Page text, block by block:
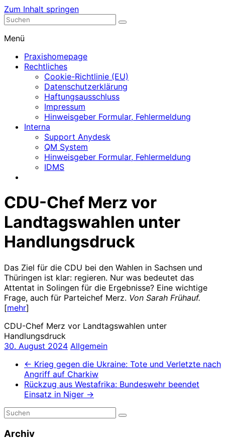
Zum Inhalt springen
Nephrologische Praxis mit Dialyse
Menü
Praxishomepage
Rechtliches
Cookie-Richtlinie (EU)
Datenschutzerklärung
Haftungsausschluss
Impressum
Hinweisgeber Formular, Fehlermeldung
Interna
Support Anydesk
QM System
Hinweisgeber Formular, Fehlermeldung
IDMS
CDU-Chef Merz vor
Landtagswahlen unter
Handlungsdruck
Das Ziel für die CDU bei den Wahlen in Sachsen und
Thüringen ist klar: regieren. Nur was bedeutet das
Attentat in Solingen für die Ergebnisse? Eine wichtige
Frage, auch für Parteichef Merz. Von Sarah Frühauf.
[mehr]
CDU-Chef Merz vor Landtagswahlen unter
Handlungsdruck
30. August 2024 Allgemein
← Krieg gegen die Ukraine: Tote und Verletzte nach
Angriff auf Charkiw
Rückzug aus Westafrika: Bundeswehr beendet
Einsatz in Niger →
Archiv